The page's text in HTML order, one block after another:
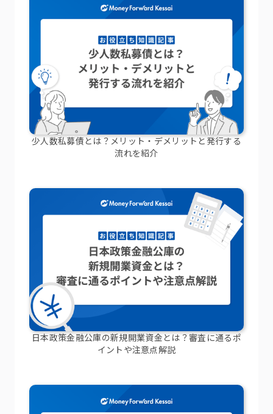
少人数私募債とは？メリット・デメリットと発行する
流れを紹介
日本政策金融公庫の新規開業資金とは？審査に通るポ
イントや注意点解説